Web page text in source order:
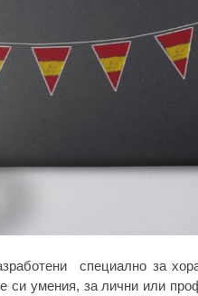
специално за
си умения, за лични или